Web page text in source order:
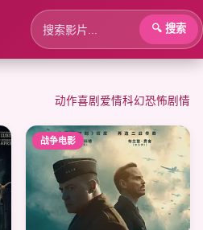
🔍 搜索
动作喜剧爱情科幻恐怖剧情
战争电影